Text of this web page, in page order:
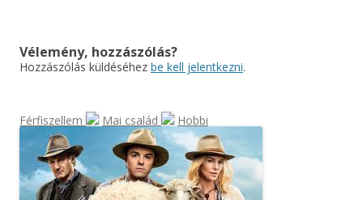
Vélemény, hozzászólás?
Hozzászólás küldéséhez be kell jelentkezni.
Férfiszellem Mai család Hobbi